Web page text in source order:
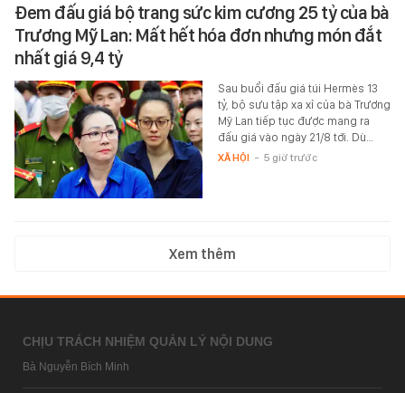
Đem đấu giá bộ trang sức kim cương 25 tỷ của bà
Trương Mỹ Lan: Mất hết hóa đơn nhưng món đắt
nhất giá 9,4 tỷ
Sau buổi đấu giá túi Hermès 13
tỷ, bộ sưu tập xa xỉ của bà Trương
Mỹ Lan tiếp tục được mang ra
đấu giá vào ngày 21/8 tới. Dù…
XÃ HỘI - 5 giờ trước
Xem thêm
CHỊU TRÁCH NHIỆM QUẢN LÝ NỘI DUNG
Bà Nguyễn Bích Minh